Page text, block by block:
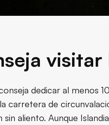
visitar
dedicar al menos
carretera de
aliento. Aunque